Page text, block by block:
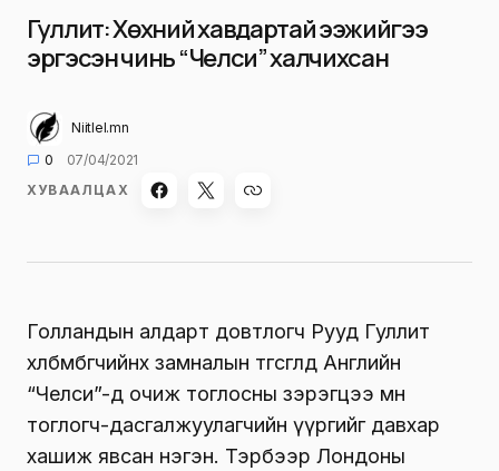
Гуллит: Хөхний хавдартай ээжийгээ
эргэсэн чинь “Челси” халчихсан
Niitlel.mn
0
07/04/2021
ХУВААЛЦАХ
Голландын алдарт довтлогч Рууд Гуллит
хөлбөмбөгчийнхөө замналын төгсгөлд Английн
“Челси”-д очиж тоглосны зэрэгцээ мөн
тоглогч-дасгалжуулагчийн үүргийг давхар
хашиж явсан нэгэн. Тэрбээр Лондоны